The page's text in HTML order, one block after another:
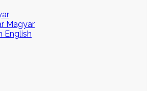
Magyar
English